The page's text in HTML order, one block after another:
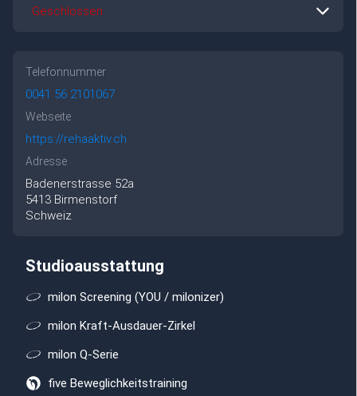
Geschlossen
Telefonnummer
0041 56 2101067
Webseite
https://rehaaktiv.ch
Adresse
Badenerstrasse 52a
5413 Birmenstorf
Schweiz
Studioausstattung
milon Screening (YOU / milonizer)
milon Kraft-Ausdauer-Zirkel
milon Q-Serie
five Beweglichkeitstraining